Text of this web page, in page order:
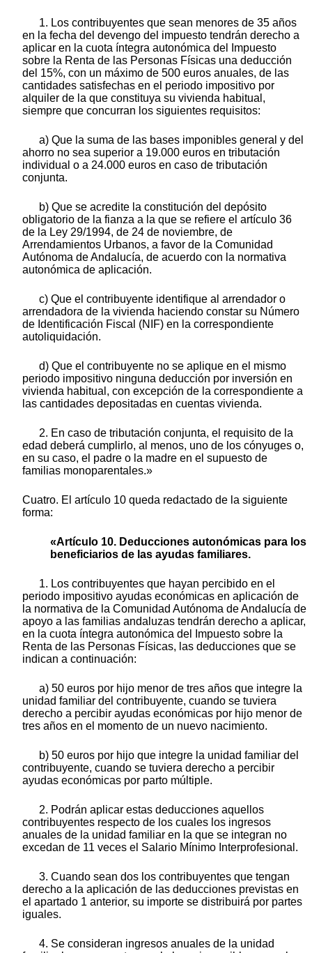
1. Los contribuyentes que sean menores de 35 años
en la fecha del devengo del impuesto tendrán derecho a
aplicar en la cuota íntegra autonómica del Impuesto
sobre la Renta de las Personas Físicas una deducción
del 15%, con un máximo de 500 euros anuales, de las
cantidades satisfechas en el periodo impositivo por
alquiler de la que constituya su vivienda habitual,
siempre que concurran los siguientes requisitos:
a) Que la suma de las bases imponibles general y del
ahorro no sea superior a 19.000 euros en tributación
individual o a 24.000 euros en caso de tributación
conjunta.
b) Que se acredite la constitución del depósito
obligatorio de la fianza a la que se refiere el artículo 36
de la Ley 29/1994, de 24 de noviembre, de
Arrendamientos Urbanos, a favor de la Comunidad
Autónoma de Andalucía, de acuerdo con la normativa
autonómica de aplicación.
c) Que el contribuyente identifique al arrendador o
arrendadora de la vivienda haciendo constar su Número
de Identificación Fiscal (NIF) en la correspondiente
autoliquidación.
d) Que el contribuyente no se aplique en el mismo
periodo impositivo ninguna deducción por inversión en
vivienda habitual, con excepción de la correspondiente a
las cantidades depositadas en cuentas vivienda.
2. En caso de tributación conjunta, el requisito de la
edad deberá cumplirlo, al menos, uno de los cónyuges o,
en su caso, el padre o la madre en el supuesto de
familias monoparentales.»
Cuatro. El artículo 10 queda redactado de la siguiente
forma:
«Artículo 10. Deducciones autonómicas para los
beneficiarios de las ayudas familiares.
1. Los contribuyentes que hayan percibido en el
periodo impositivo ayudas económicas en aplicación de
la normativa de la Comunidad Autónoma de Andalucía de
apoyo a las familias andaluzas tendrán derecho a aplicar,
en la cuota íntegra autonómica del Impuesto sobre la
Renta de las Personas Físicas, las deducciones que se
indican a continuación:
a) 50 euros por hijo menor de tres años que integre la
unidad familiar del contribuyente, cuando se tuviera
derecho a percibir ayudas económicas por hijo menor de
tres años en el momento de un nuevo nacimiento.
b) 50 euros por hijo que integre la unidad familiar del
contribuyente, cuando se tuviera derecho a percibir
ayudas económicas por parto múltiple.
2. Podrán aplicar estas deducciones aquellos
contribuyentes respecto de los cuales los ingresos
anuales de la unidad familiar en la que se integran no
excedan de 11 veces el Salario Mínimo Interprofesional.
3. Cuando sean dos los contribuyentes que tengan
derecho a la aplicación de las deducciones previstas en
el apartado 1 anterior, su importe se distribuirá por partes
iguales.
4. Se consideran ingresos anuales de la unidad